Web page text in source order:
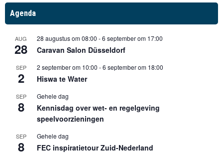
Agenda
AUG
28
28 augustus om 08:00 -6 september om 17:00
Caravan Salon Düsseldorf
SEP
2
2 september om 10:00 -6 september om 18:00
Hiswa te Water
SEP
8
Gehele dag
Kennisdag over wet- en regelgeving
speelvoorzieningen
SEP
8
Gehele dag
FEC inspiratietour Zuid-Nederland